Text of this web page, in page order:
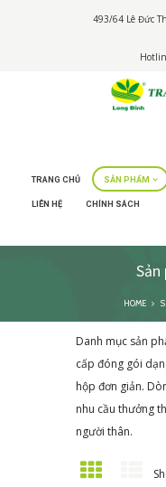
493/64 Lê Đức
TRANG CHỦ SẢN PHẨM
LIÊN HỆ CHÍNH SÁCH
HOME
Danh mục sản
cấp đóng gói
hộp đơn giản.
nhu cầu thưởng
người thân.